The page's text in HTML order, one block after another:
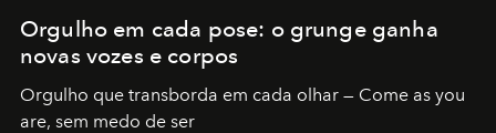
Orgulho em cada pose: o grunge ganha
novas vozes e corpos
Orgulho que transborda em cada olhar — Come as you
are, sem medo de ser